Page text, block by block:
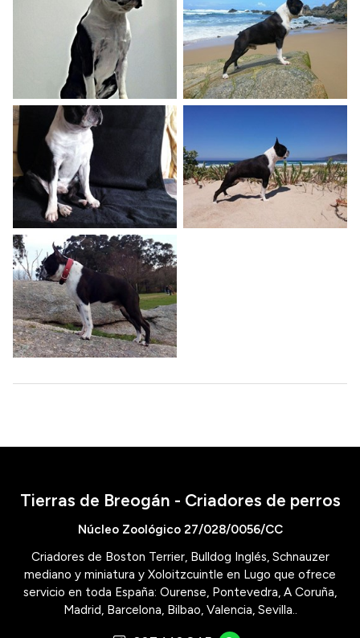
Tierras de Breogán - Criadores de perros
Núcleo Zoológico 27/028/0056/CC
Criadores de Boston Terrier, Bulldog Inglés, Schnauzer
mediano y miniatura y Xoloitzcuintle en Lugo que ofrece
servicio en toda España: Ourense, Pontevedra, A Coruña,
Madrid, Barcelona, Bilbao, Valencia, Sevilla..